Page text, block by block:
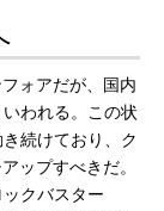
ォアだが、国内
われる。この状
続けており、ク
ップすべきだ。
クバスター